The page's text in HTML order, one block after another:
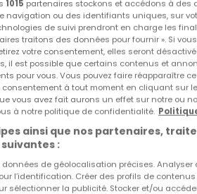
et accueillant situé au 3ième
il bénéficie de grandes baies
de lumière naturelle et créent
pour vos moments de
reposer. Son véritable atout ? un
privilégiés en toute intimité.
vie quotidienne agréable et pleine
1015 partenaires stockons et accédons à des
navigation ou des identifiants uniques, sur
de suivi prendront en charge les
traitons des données pour fournir ». Si
votre consentement, elles seront
il est possible que certains contenus et
pour vous. Vous pouvez faire réapparaître
consentement à tout moment en cliquant sur
vous avez fait aurons un effet sur notre ou
à notre politique de confidentialité.
ainsi que nos partenaires,
:
données de géolocalisation précises.
l’identification. Créer des profils de
sélectionner la publicité. Stocker et/ou